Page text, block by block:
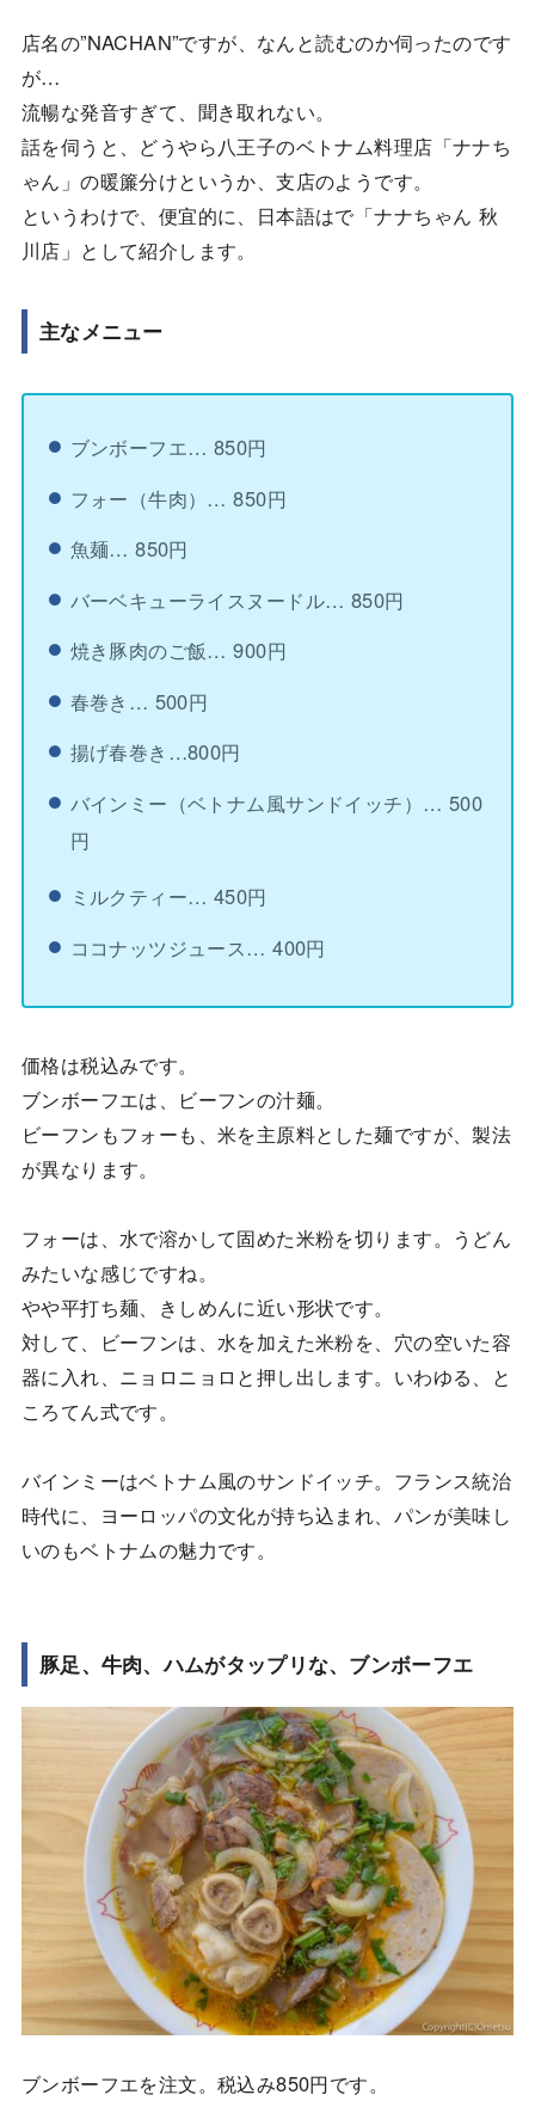
店名の”NACHAN”ですが、なんと読むのか伺ったのです
が…
流暢な発音すぎて、聞き取れない。
話を伺うと、どうやら八王子のベトナム料理店「ナナち
ゃん」の暖簾分けというか、支店のようです。
というわけで、便宜的に、日本語はで「ナナちゃん 秋
川店」として紹介します。
主なメニュー
ブンボーフエ… 850円
フォー（牛肉）… 850円
魚麺… 850円
バーベキューライスヌードル… 850円
焼き豚肉のご飯… 900円
春巻き… 500円
揚げ春巻き…800円
バインミー（ベトナム風サンドイッチ）… 500
円
ミルクティー… 450円
ココナッツジュース… 400円
価格は税込みです。
ブンボーフエは、ビーフンの汁麺。
ビーフンもフォーも、米を主原料とした麺ですが、製法
が異なります。
フォーは、水で溶かして固めた米粉を切ります。うどん
みたいな感じですね。
やや平打ち麺、きしめんに近い形状です。
対して、ビーフンは、水を加えた米粉を、穴の空いた容
器に入れ、ニョロニョロと押し出します。いわゆる、と
ころてん式です。
バインミーはベトナム風のサンドイッチ。フランス統治
時代に、ヨーロッパの文化が持ち込まれ、パンが美味し
いのもベトナムの魅力です。
豚足、牛肉、ハムがタップリな、ブンボーフエ
ブンボーフエを注文。税込み850円です。